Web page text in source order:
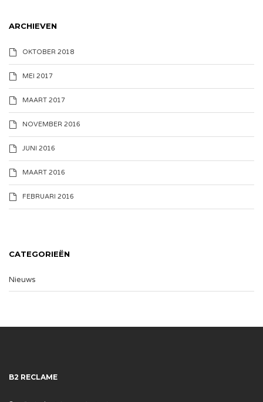
ARCHIEVEN
OKTOBER 2018
MEI 2017
MAART 2017
NOVEMBER 2016
JUNI 2016
MAART 2016
FEBRUARI 2016
CATEGORIEËN
Nieuws
B2 RECLAME